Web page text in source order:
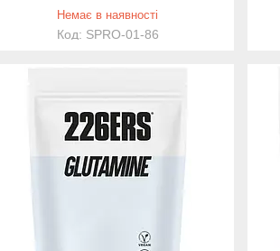
Немає в наявності
SPRO-01-86